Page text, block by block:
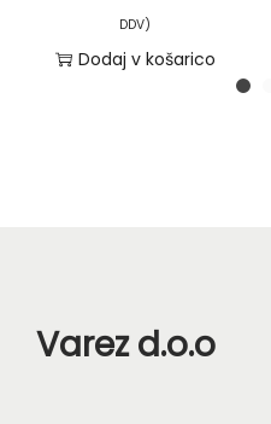
DDV)
Dodaj v košarico
Varez d.o.o